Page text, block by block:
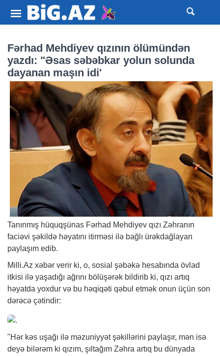
Fərhad Mehdiyev qızının ölümündən
yazdı: "Əsas səbəbkar yolun solunda
dayanan maşın idi'
Tanınmış hüquqşünas Fərhad Mehdiyev qızı Zəhranın
faciəvi şəkildə həyatını itirməsi ilə bağlı ürəkdağlayan
paylaşım edib.
Milli.Az xəbər verir ki, o, sosial şəbəkə hesabında övlad
itkisi ilə yaşadığı ağrını bölüşərək bildirib ki, qızı artıq
həyatda yoxdur və bu həqiqəti qəbul etmək onun üçün son
dərəcə çətindir:
"Hər kəs uşağı ilə məzuniyyət şəkillərini paylaşır, mən isə
deyə bilərəm ki qızım, şıltağım Zəhra artıq bu dünyada